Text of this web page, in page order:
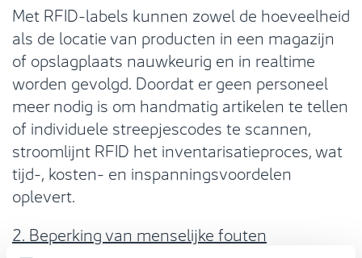
Met RFID-labels kunnen zowel de hoeveelheid
als de locatie van producten in een magazijn
of opslagplaats nauwkeurig en in realtime
worden gevolgd. Doordat er geen personeel
meer nodig is om handmatig artikelen te tellen
of individuele streepjescodes te scannen,
stroomlijnt RFID het inventarisatieproces, wat
tijd-, kosten- en inspanningsvoordelen
oplevert.
2. Beperking van menselijke fouten